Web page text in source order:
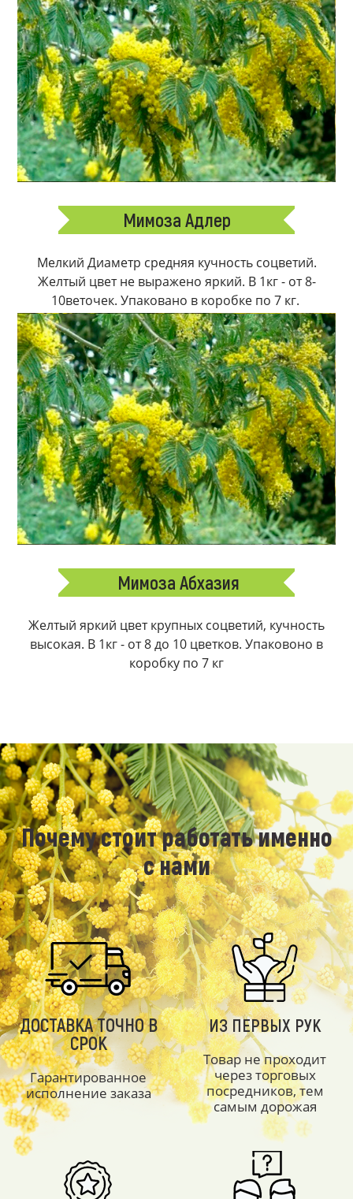
Мимоза Адлер
Мелкий Диаметр средняя кучность соцветий.
Желтый цвет не выражено яркий. В 1кг - от 8-
10веточек. Упаковано в коробке по 7 кг.
Мимоза Абхазия
Желтый яркий цвет крупных соцветий, кучность
высокая. В 1кг - от 8 до 10 цветков. Упаковоно в
коробку по 7 кг
Почему стоит работать именно
с нами
ДОСТАВКА ТОЧНО В
СРОК
Гарантированное
исполнение заказа
ИЗ ПЕРВЫХ РУК
Товар не проходит
через торговых
посредников, тем
самым дорожая